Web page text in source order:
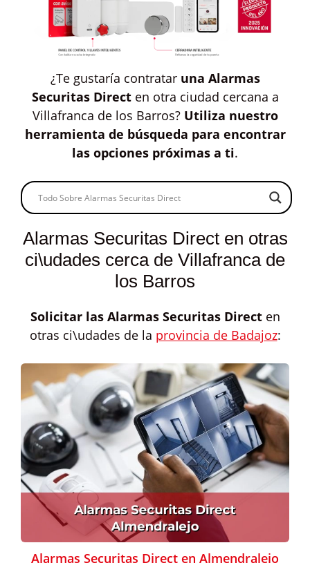
¿Te gustaría contratar una Alarmas
Securitas Directen otra ciudad cercana a
Villafranca de los Barros? Utiliza nuestro
herramienta de búsqueda para encontrar
las opciones próximas a ti.
Alarmas Securitas Direct en otras
ci\udades cerca de Villafranca de
los Barros
Solicitar las Alarmas Securitas Directen
otras ci\udades de la provincia de Badajoz:
Alarmas Securitas Direct en Almendralejo